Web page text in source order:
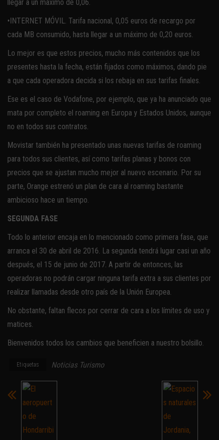
llegar a un máximo de 0,06.
•INTERNET MÓVIL. Tarifa nacional, 0,05 euros de recargo por
cada MB consumido, hasta llegar a un máximo de 0,20 euros.
Lo mejor es que estos precios, mucho más contenidos que los
presentes hasta la fecha, están fijados como máximos, dando pie
a que cada operadora decida si los rebaja en sus tarifas finales.
Ese es el caso de Vodafone, por ejemplo, que ya ha anunciado que
mata por completo el roaming en Europa y Estados Unidos, aunque
no en todos sus contratos.
Movistar también ha presentado unas nuevas tarifas de roaming
para todos sus clientes, así como tarifas planas y bonos con
precios que se ajustan mucho mejor al nuevo escenario. Por su
parte, Orange estrenó un plan de cara al roaming bastante
ambicioso hace un tiempo.
SEGUNDA FASE
Todo lo anterior encaja en lo mencionado como primera fase, que
arranca el 30 de abril de 2016. La segunda tendrá lugar casi un año
después, el 15 de junio de 2017. A partir de entonces, las
operadoras no podrán cargar ninguna tarifa extra a sus clientes por
realizar llamadas desde otro país de la Unión Europea.
No obstante, faltan flecos por cerrar de cara a los límites de uso y
matices.
Bienvenidos todos los cambios que beneficien a nuestro bolsillo.
Etiquetas Noticias Turismo